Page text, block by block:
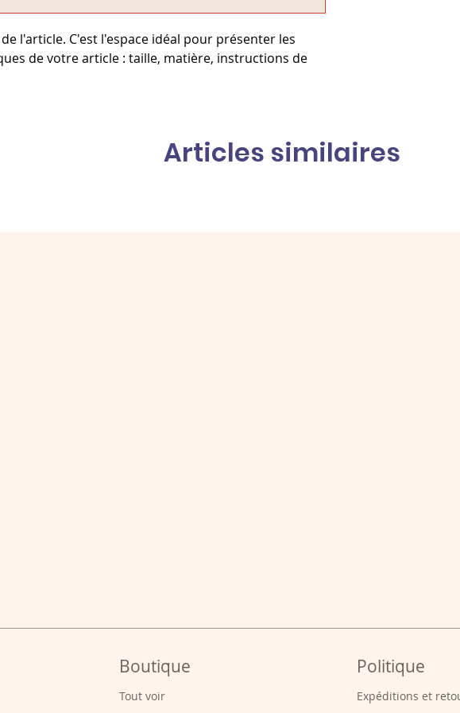
l'article. C'est l'espace idéal pour présenter les
de votre article : taille, matière, instructions de
Articles similaires
Boutique
Tout voir
Politique
Expéditions et